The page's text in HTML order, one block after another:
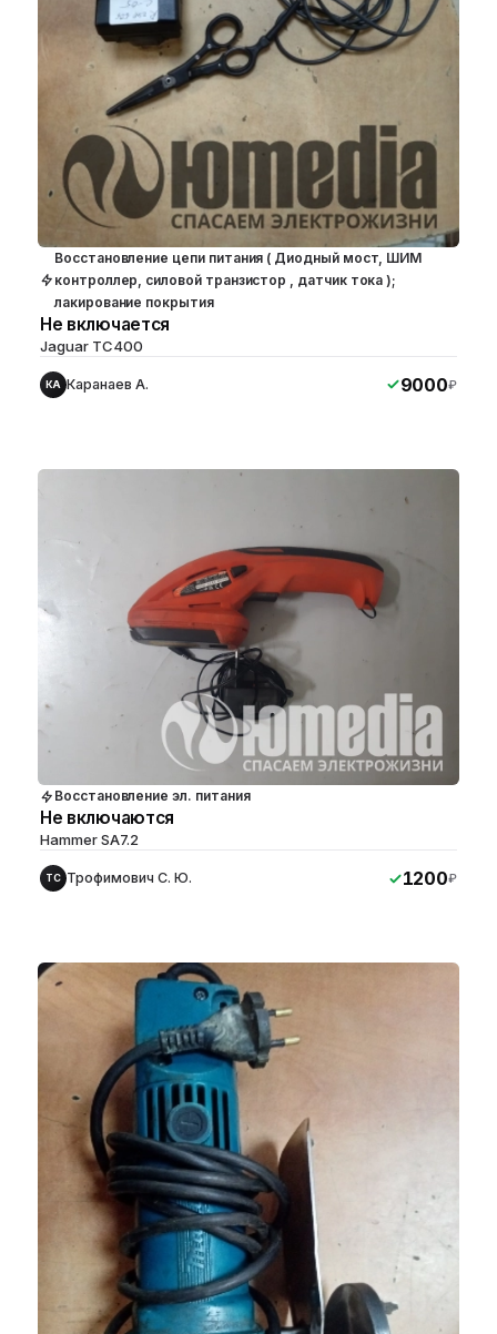
Восстановление цепи питания ( Диодный мост, ШИМ
контроллер, силовой транзистор , датчик тока );
лакирование покрытия
Не включается
Jaguar TC400
КА Каранаев А. 9000₽
Восстановление эл. питания
Не включаются
Hammer SA7.2
ТС Трофимович С. Ю. 1200₽